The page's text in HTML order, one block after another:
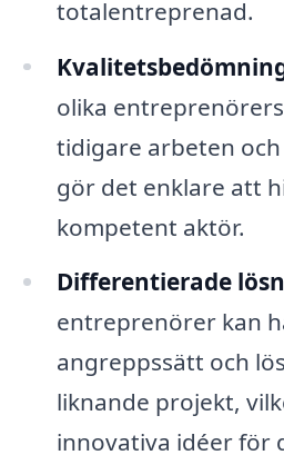
totalentreprenad.
olika
tidigare arbeten
gör det enklare att
kompetent aktör.
Differentierade
entreprenörer kan
angreppssätt och
liknande projekt,
innovativa idéer för